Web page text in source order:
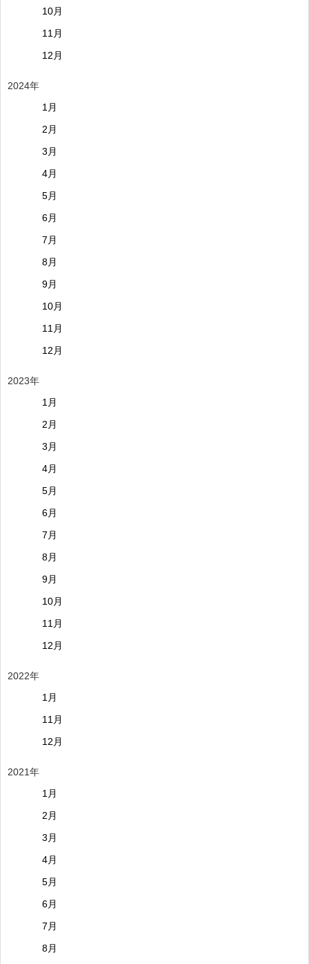
10月
11月
12月
2024年
1月
2月
3月
4月
5月
6月
7月
8月
9月
10月
11月
12月
2023年
1月
2月
3月
4月
5月
6月
7月
8月
9月
10月
11月
12月
2022年
1月
11月
12月
2021年
1月
2月
3月
4月
5月
6月
7月
8月